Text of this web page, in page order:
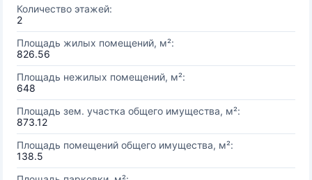
Количество этажей:
2
Площадь жилых помещений, м²:
826.56
Площадь нежилых помещений, м²:
648
Площадь зем. участка общего имущества, м²:
873.12
Площадь помещений общего имущества, м²:
138.5